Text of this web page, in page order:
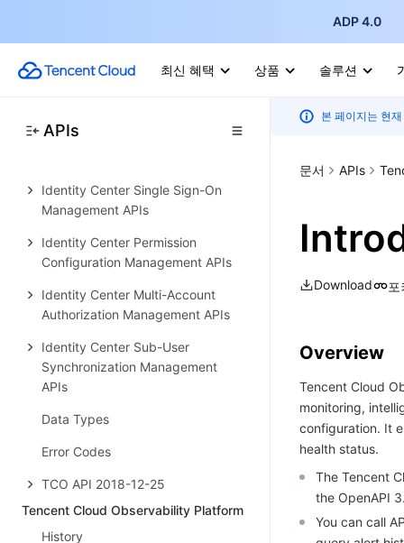
ADP 4.0
최신 혜택 상품 솔루션
APIs
Identity Center Management
Identity Center Single Sign-On
Management APIs
Identity Center Permission
Configuration Management APIs
Identity Center Multi-Account
Authorization Management APIs
Identity Center Sub-User
Synchronization Management
APIs
Data Types
Error Codes
TCO API 2018-12-25
Tencent Cloud Observability Platform
History
본 페이지는 현
문서 APIs
Download
Overview
Tencent Cloud
monitoring,
configuration. It
health status.
The Tencent
the OpenAPI
You can call